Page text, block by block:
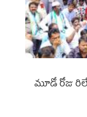
మూడో రోజు